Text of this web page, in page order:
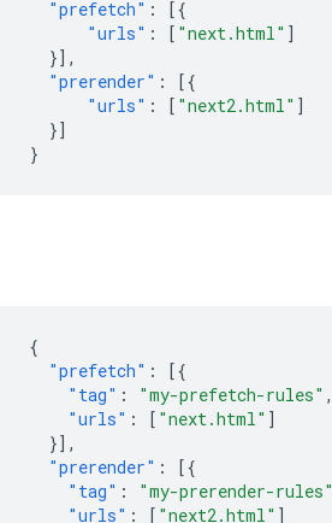
"prefetch" :
[{
"urls" : [ "next.html" ]
}],
"prerender" :
[{
"urls" : [ "next2.html" ]
}]
}
{
"prefetch" :
[{
"tag" : "my-prefetch-rules" ,
"urls" : [ "next.html" ]
}],
"prerender" :
[{
"tag" : "my-prerender-rules"
"urls" : [ "next2.html" ]